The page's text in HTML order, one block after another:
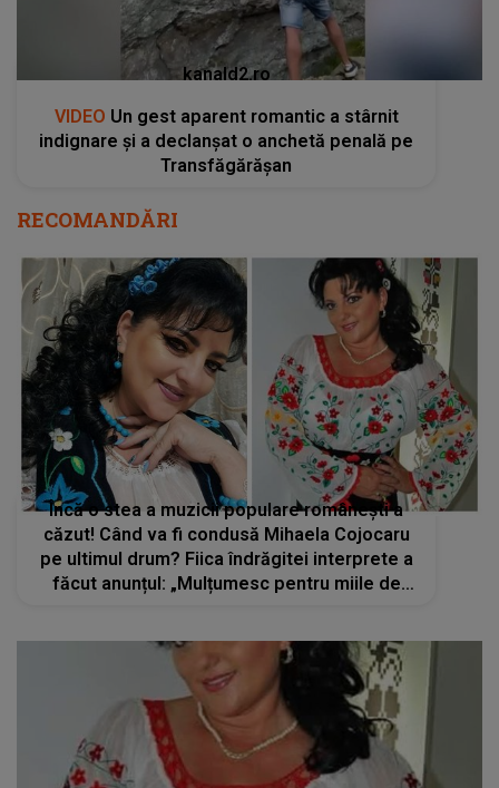
kanald2.ro
VIDEO Un gest aparent romantic a stârnit
indignare și a declanșat o anchetă penală pe
Transfăgărășan
RECOMANDĂRI
Încă o stea a muzicii populare românești a
căzut! Când va fi condusă Mihaela Cojocaru
pe ultimul drum? Fiica îndrăgitei interprete a
făcut anunțul: „Mulțumesc pentru miile de